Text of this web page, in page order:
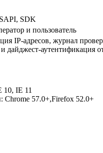
SDK
и пользователь
IP-адресов, журнал
дайджест-аутентификация
10, IE 11
Chrome 57.0+,Firefox 52.0+